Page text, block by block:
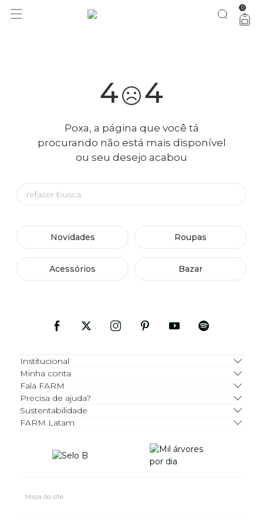
você merece 30% OFF pra comemorar com a gente aproveita! 0
4 4
Poxa, a página que você tá
procurando não está mais disponível
ou seu desejo acabou
Novidades Roupas
Acessórios Bazar
Institucional
Minha conta
Fala FARM
Precisa de ajuda?
Sustentabilidade
FARM Latam
Mapa do site